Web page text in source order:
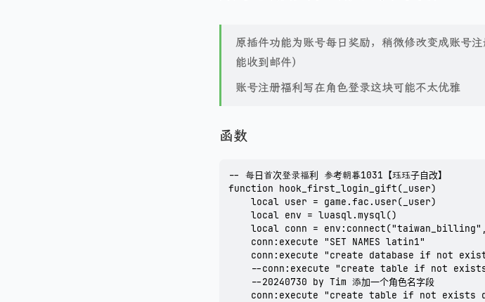
原插件功能为账号每日奖励，稍微修改变成账号
能收到邮件）
账号注册福利写在角色登录这块可能不太优雅
函数
-- 每日首次登录福利 参考朝暮1031【珏珏子自改】
function hook_first_login_gift(_user)
    local user = game.fac.user(_user)
    local env = luasql.mysql()
local conn =
    conn:execute "SET NAMES latin1"
conn:execute "create database if not
--conn:execute "create table if not
    --20240730 by Tim 添加一个角色名字段
conn:execute "create table if not exists